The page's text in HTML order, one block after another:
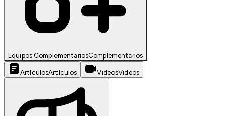
Equipos ComplementariosComplementarios
ArtículosArtículos VideosVideos